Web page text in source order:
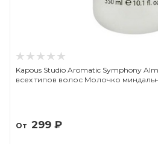
Kapous Studio Aromatic Symphony
всех типов волос Молочко
От 299 ₽